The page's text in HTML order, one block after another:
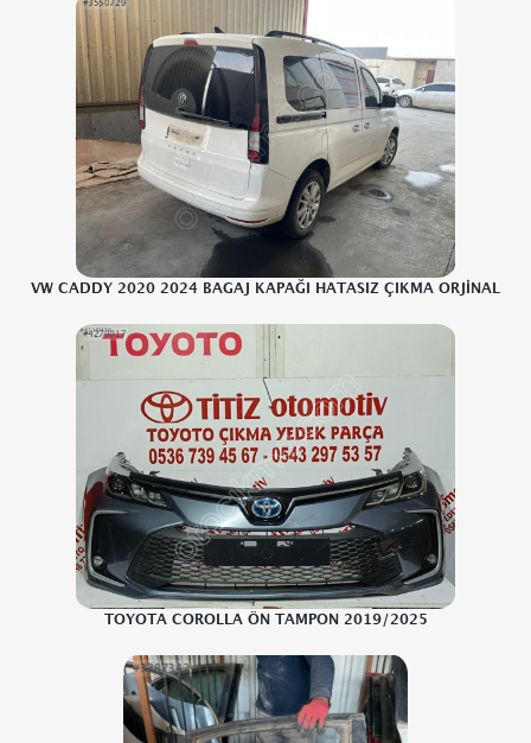
VW CADDY 2020 2024 BAGAJ KAPAĞI HATASIZ ÇIKMA ORJİNAL
TOYOTA COROLLA ÖN TAMPON 2019/2025